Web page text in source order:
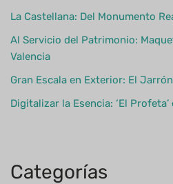
La Castellana: Del Monumento
Al Servicio del Patrimonio:
Valencia
Gran Escala en Exterior: El
Digitalizar la Esencia: ‘El
Categorías